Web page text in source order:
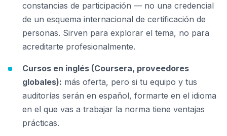
constancias de participación — no una credencial
de un esquema internacional de certificación de
personas. Sirven para explorar el tema, no para
acreditarte profesionalmente.
Cursos en inglés (Coursera, proveedores
globales): más oferta, pero si tu equipo y tus
auditorías serán en español, formarte en el idioma
en el que vas a trabajar la norma tiene ventajas
prácticas.